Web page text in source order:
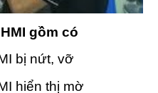
gồm có
bị nứt, vỡ
hiển thị mờ